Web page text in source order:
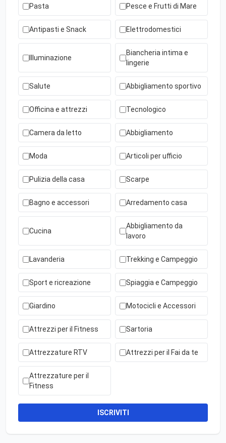
Pasta Pesce e Frutti di Mare
Antipasti e Snack Elettrodomestici
Illuminazione
Biancheria intima e
lingerie
Salute Abbigliamento sportivo
Officina e attrezzi Tecnologico
Camera da letto Abbigliamento
Moda Articoli per ufficio
Pulizia della casa Scarpe
Bagno e accessori Arredamento casa
Cucina
Abbigliamento da
lavoro
Lavanderia Trekking e Campeggio
Sport e ricreazione Spiaggia e Campeggio
Giardino Motocicli e Accessori
Attrezzi per il Fitness Sartoria
Attrezzature RTV Attrezzi per il Fai da te
Attrezzature per il
Fitness
ISCRIVITI